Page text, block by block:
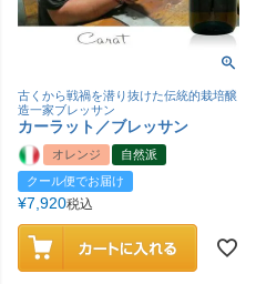
古くから戦禍を潜り抜けた伝統的栽培醸
造一家ブレッサン
カーラット／ブレッサン
オレンジ
自然派
クール便でお届け
¥7,920税込